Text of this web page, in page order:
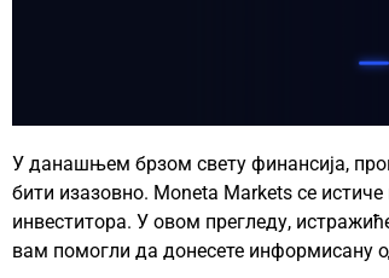
У данашњем брзом свету финансија,
бити изазовно. Moneta Markets се
инвеститора. У овом прегледу,
вам помогли да донесете информисану